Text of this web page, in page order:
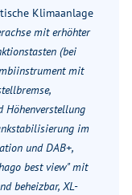
Klimaanlage
mit erhöhter
(bei
mit
Höhenverstellung
im
und DAB+,
best view" mit
beheizbar, XL-